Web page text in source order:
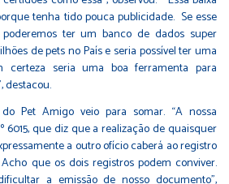
tenha tido pouca publicidade. Se esse
ter um banco de dados super
de pets no País e seria possível ter uma
certeza seria uma boa ferramenta para
destacou.
Pet Amigo veio para somar. “A nossa
6015, que diz que a realização de quaisquer
a outro ofício caberá ao registro
que os dois registros podem conviver.